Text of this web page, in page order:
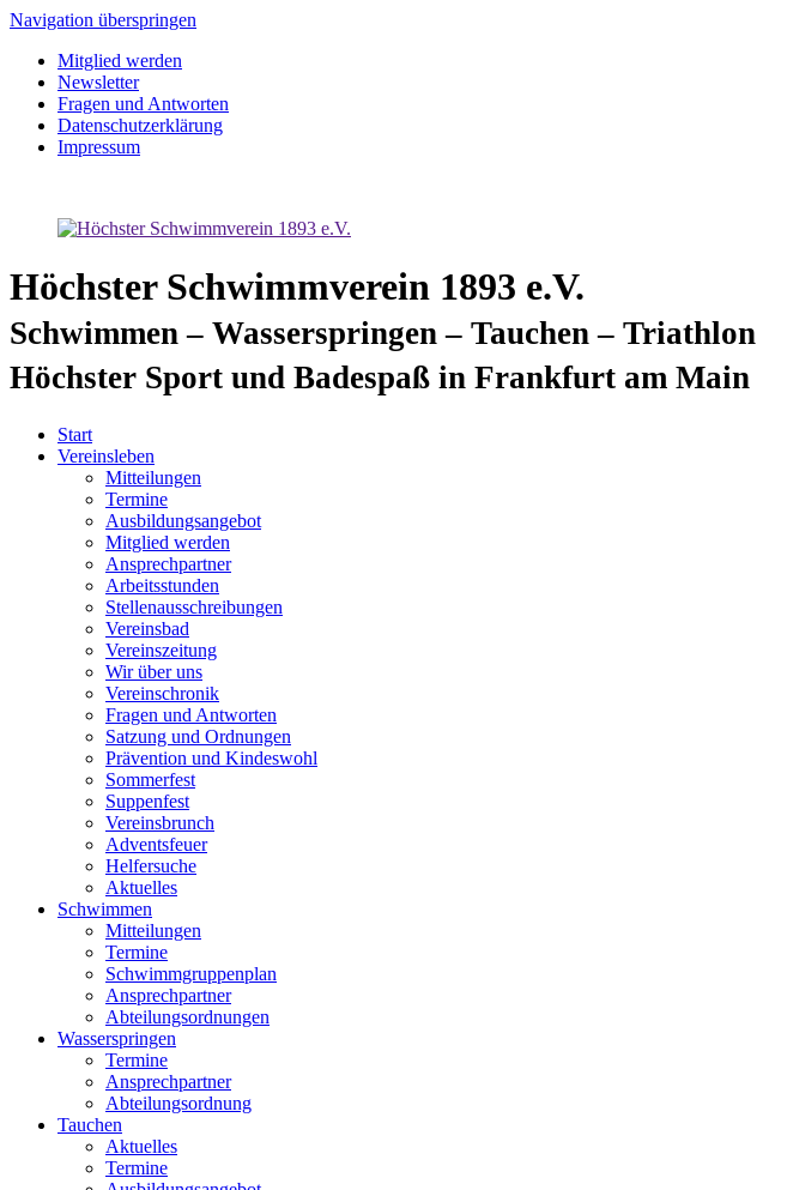
Navigation überspringen
Mitglied werden
Newsletter
Fragen und Antworten
Datenschutzerklärung
Impressum
Höchster Schwimmverein 1893 e.V.
Schwimmen – Wasserspringen – Tauchen – Triathlon
Höchster Sport und Badespaß in Frankfurt am Main
Start
Vereinsleben
Mitteilungen
Termine
Ausbildungsangebot
Mitglied werden
Ansprechpartner
Arbeitsstunden
Stellenausschreibungen
Vereinsbad
Vereinszeitung
Wir über uns
Vereinschronik
Fragen und Antworten
Satzung und Ordnungen
Prävention und Kindeswohl
Sommerfest
Suppenfest
Vereinsbrunch
Adventsfeuer
Helfersuche
Aktuelles
Schwimmen
Mitteilungen
Termine
Schwimmgruppenplan
Ansprechpartner
Abteilungsordnungen
Wasserspringen
Termine
Ansprechpartner
Abteilungsordnung
Tauchen
Aktuelles
Termine